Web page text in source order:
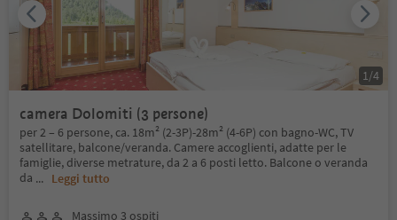
camera Dolomiti (3 persone)
per 2 – 6 persone, ca. 18m² (2-3P)-28m² (4-6P) con bagno-WC, TV
satellitare, balcone/veranda. Camere accoglienti, adatte per le
famiglie, diverse metrature, da 2 a 6 posti letto. Balcone o veranda
da ... Leggi tutto
Massimo 3 ospiti
1/4